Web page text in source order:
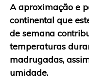
A aproximação e
continental que
de semana
temperaturas
madrugadas,
umidade.